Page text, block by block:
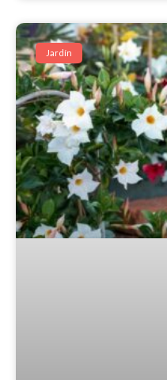
Jardín